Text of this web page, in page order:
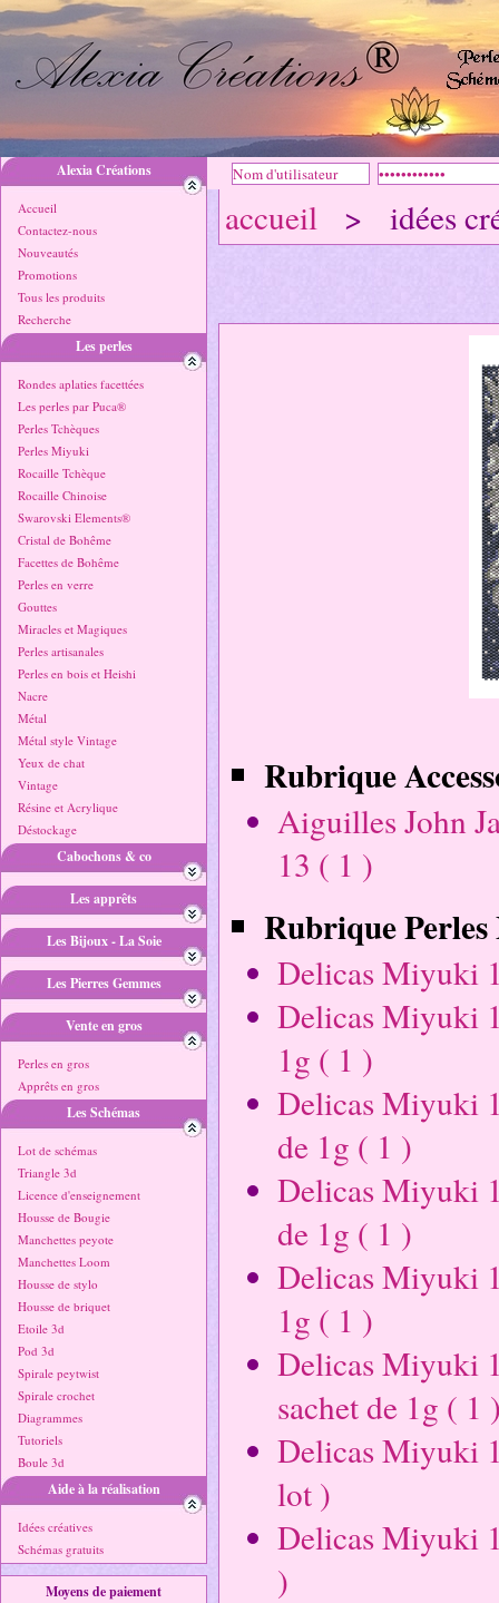
Alexia Créations
Accueil
Contactez-nous
Nouveautés
Promotions
Tous les produits
Recherche
Les perles
Rondes aplaties facettées
Les perles par Puca®
Perles Tchèques
Perles Miyuki
Rocaille Tchèque
Rocaille Chinoise
Swarovski Elements®
Cristal de Bohême
Facettes de Bohême
Perles en verre
Gouttes
Miracles et Magiques
Perles artisanales
Perles en bois et Heishi
Nacre
Métal
Métal style Vintage
Yeux de chat
Vintage
Résine et Acrylique
Déstockage
Cabochons & co
Les apprêts
Les Bijoux - La Soie
Les Pierres Gemmes
Vente en gros
Perles en gros
Apprêts en gros
Les Schémas
Lot de schémas
Triangle 3d
Licence d'enseignement
Housse de Bougie
Manchettes peyote
Manchettes Loom
Housse de stylo
Housse de briquet
Etoile 3d
Pod 3d
Spirale peytwist
Spirale crochet
Diagrammes
Tutoriels
Boule 3d
Aide à la réalisation
Idées créatives
Schémas gratuits
Moyens de paiement
accueil > idées
Rubrique
Aiguilles John
13 ( 1 )
Rubrique
Delicas Miyuki
Delicas Miyuki
1g ( 1 )
Delicas Miyuki
de 1g ( 1 )
Delicas Miyuki
de 1g ( 1 )
Delicas Miyuki
1g ( 1 )
Delicas Miyuki
sachet de 1g ( 1
Delicas Miyuki
lot )
Delicas Miyuki
)